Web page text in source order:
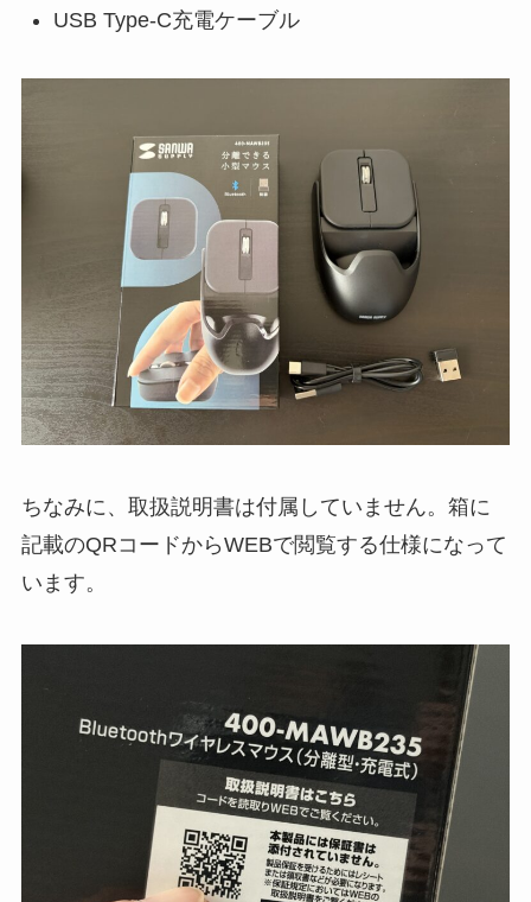
USB Type-C充電ケーブル
ちなみに、取扱説明書は付属していません。箱に
記載のQRコードからWEBで閲覧する仕様になって
います。